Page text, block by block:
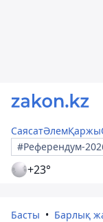
СаясатӘлемҚаржы
#Референдум-
+23°
Басты Барлық